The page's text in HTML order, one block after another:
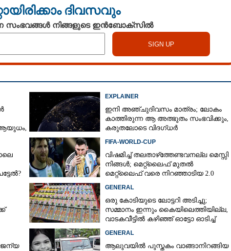
ദിവസവും
സംഭവങ്ങൾ നിങ്ങളുടെ ഇൻബോക്സിൽ
ആയുധം,​
EXPLAINER
ഇനി അഞ്ചുദിവസം മാത്രം; ലോകം
കാത്തിരുന്ന ആ അത്ഭുതം സംഭവിക്കും,
കരുതലോടെ വിദഗ്ധർ
FIFA-WORLD-CUP
വിഷമിച്ച് തലതാഴ്‌ത്തേണ്ടവനല്ല മെസ്സി
നിങ്ങള്‍; മെറ്റ്‌ലൈഫ് മുതല്‍
മെറ്റ്‌ലൈഫ് വരെ നിറഞ്ഞാടിയ 2.0
GENERAL
ഒരു കോടിയുടെ ലോട്ടറി അടിച്ചു;
സമ്മാനം ഇന്നും കൈയിലെത്തിയില്ല,
വാടകവീട്ടിൽ കഴിഞ്ഞ് ഓട്ടോ ഓടിച്ച്
GENERAL
ആലുവയിൽ പുസ്തകം വാങ്ങാനിറങ്ങിയ